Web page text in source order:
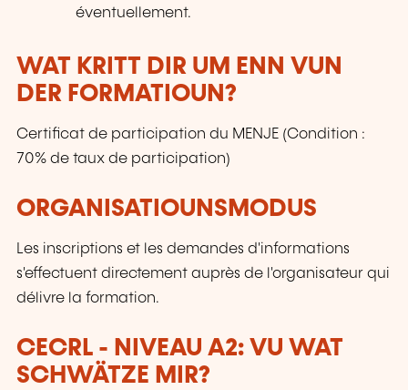
éventuellement.
WAT KRITT DIR UM ENN VUN
DER FORMATIOUN?
Certificat de participation du MENJE (Condition :
70% de taux de participation)
ORGANISATIOUNSMODUS
Les inscriptions et les demandes d'informations
s'effectuent directement auprès de l'organisateur qui
délivre la formation.
CECRL - NIVEAU A2: VU WAT
SCHWÄTZE MIR?